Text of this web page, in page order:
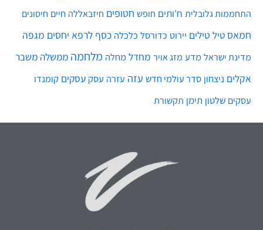
התחממות גלובלית ח'ותים חופש חטופים חיזבאללה חיים חיסונים
חמאס טיל טילים יירוט כדורסל כלכלה כסף לרפא יחסים מגפה
מדינת ישראל מדע מזג אויר מחדל מחלה מלחמה ממשלה משבר
אקלים ניצחון סדר עולמי חדש עזה עזרה עסק עסקים קומנדו
עסקים שלטון תימן תקשורת